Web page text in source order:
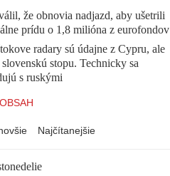
že obnovia nadjazd, aby ušetrili
prídu o 1,8 milióna z eurofondov
radary sú údajne z Cypru, ale
stopu. Technicky sa
s ruskými
Najčítanejšie